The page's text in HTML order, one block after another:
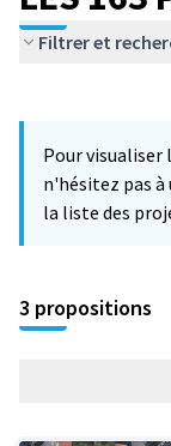
Filtrer et
−
Pour visualiser
n'hésitez pas
la liste des
3 propositions